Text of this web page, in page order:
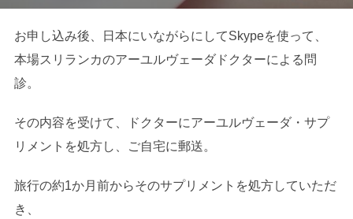
お申し込み後、日本にいながらにしてSkypeを使って、
本場スリランカのアーユルヴェーダドクターによる問
診。
その内容を受けて、ドクターにアーユルヴェーダ・サプ
リメントを処方し、ご自宅に郵送。
旅行の約1か月前からそのサプリメントを処方していただ
き、